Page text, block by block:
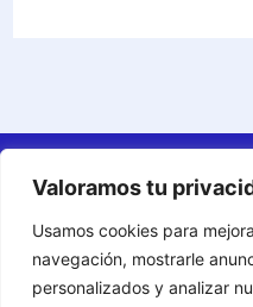
Valoramos tu
Usamos cookies para
navegación, mostrarle
personalizados y analizar
Términos
Política